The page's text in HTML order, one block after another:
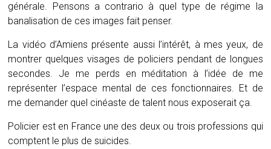
générale. Pensons a contrario à quel type de régime la
banalisation de ces images fait penser.
La vidéo d’Amiens présente aussi l’intérêt, à mes yeux, de
montrer quelques visages de policiers pendant de longues
secondes. Je me perds en méditation à l’idée de me
représenter l’espace mental de ces fonctionnaires. Et de
me demander quel cinéaste de talent nous exposerait ça.
Policier est en France une des deux ou trois professions qui
comptent le plus de suicides.